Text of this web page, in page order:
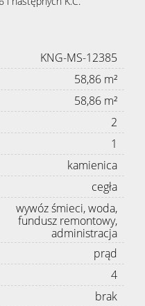
KNG-MS-12385
58,86 m²
58,86 m²
2
1
kamienica
cegła
wywóz śmieci, woda,
fundusz remontowy,
administracja
prąd
4
brak